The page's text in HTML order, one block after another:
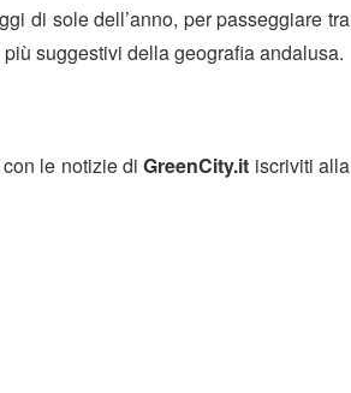
di sole dell’anno, per passeggiare tra
suggestivi della geografia andalusa.
con le notizie diGreenCity.it iscriviti alla